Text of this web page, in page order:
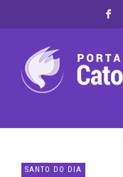
SANTO DO DIA